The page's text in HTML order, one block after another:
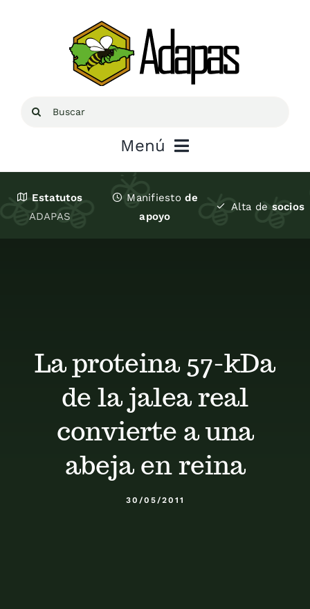
Buscar:
Menú
Blog
Stop Velutina
Estatutos
ADAPAS
Manifiesto de
apoyo
Alta de socios
La proteina 57-kDa
de la jalea real
convierte a una
abeja en reina
30/05/2011